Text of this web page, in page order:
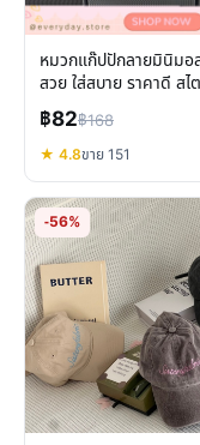
หมวกแก๊ปปักลายมินิมอ
สวย ใส่สบาย ราคาดี สไ
เทจ
฿82฿168
★ 4.8ขาย 151
-56%